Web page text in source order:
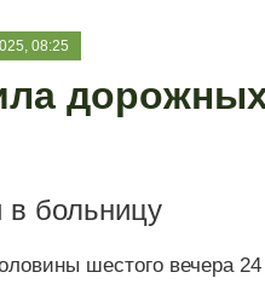
08:25
больницу
шестого вечера